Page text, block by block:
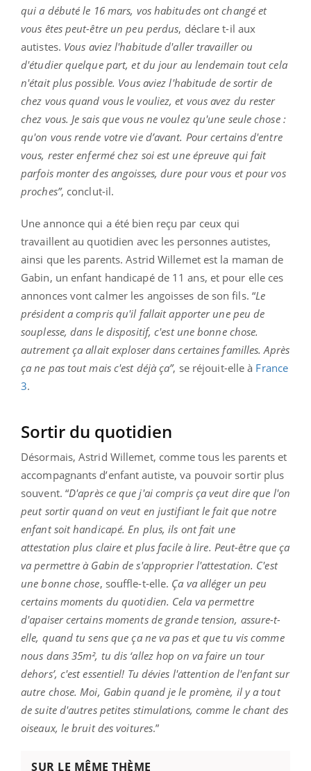
qui a débuté le 16 mars, vos habitudes ont changé et
vous êtes peut-être un peu perdus, déclare t-il aux
autistes. Vous aviez l'habitude d'aller travailler ou
d'étudier quelque part, et du jour au lendemain tout cela
n'était plus possible. Vous aviez l'habitude de sortir de
chez vous quand vous le vouliez, et vous avez du rester
chez vous. Je sais que vous ne voulez qu'une seule chose :
qu'on vous rende votre vie d’avant. Pour certains d'entre
vous, rester enfermé chez soi est une épreuve qui fait
parfois monter des angoisses, dure pour vous et pour vos
proches”, conclut-il.
Une annonce qui a été bien reçu par ceux qui
travaillent au quotidien avec les personnes autistes,
ainsi que les parents. Astrid Willemet est la maman de
Gabin, un enfant handicapé de 11 ans, et pour elle ces
annonces vont calmer les angoisses de son fils. “Le
président a compris qu'il fallait apporter une peu de
souplesse, dans le dispositif, c'est une bonne chose.
autrement ça allait exploser dans certaines familles. Après
ça ne pas tout mais c'est déjà ça”, se réjouit-elle à France
3.
Sortir du quotidien
Désormais, Astrid Willemet, comme tous les parents et
accompagnants d’enfant autiste, va pouvoir sortir plus
souvent. “D'après ce que j'ai compris ça veut dire que l'on
peut sortir quand on veut en justifiant le fait que notre
enfant soit handicapé. En plus, ils ont fait une
attestation plus claire et plus facile à lire. Peut-être que ça
va permettre à Gabin de s'approprier l'attestation. C'est
une bonne chose, souffle-t-elle. Ça va alléger un peu
certains moments du quotidien. Cela va permettre
d'apaiser certains moments de grande tension, assure-t-
elle, quand tu sens que ça ne va pas et que tu vis comme
nous dans 35m², tu dis ‘allez hop on va faire un tour
dehors’, c'est essentiel! Tu dévies l'attention de l'enfant sur
autre chose. Moi, Gabin quand je le promène, il y a tout
de suite d'autres petites stimulations, comme le chant des
oiseaux, le bruit des voitures.”
SUR LE MÊME THÈME